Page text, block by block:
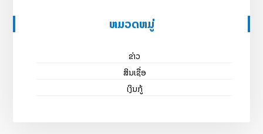
ຫມວດຫມູ່
ຂ່າວ
ສິນເຊື່ອ
ເງິນກູ້